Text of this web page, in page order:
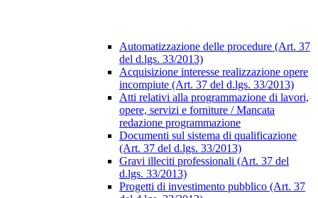
Automatizzazione delle procedure (Art. 37
del d.lgs. 33/2013)
Acquisizione interesse realizzazione opere
incompiute (Art. 37 del d.lgs. 33/2013)
Atti relativi alla programmazione di lavori,
opere, servizi e forniture / Mancata
redazione programmazione
Documenti sul sistema di qualificazione
(Art. 37 del d.lgs. 33/2013)
Gravi illeciti professionali (Art. 37 del
d.lgs. 33/2013)
Progetti di investimento pubblico (Art. 37